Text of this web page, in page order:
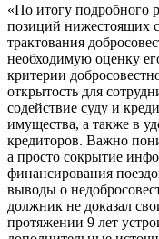
«По итогу подробного
позиций нижестоящих
трактования
необходимую оценку
критерии
открытость для
содействие суду и
имущества, а также в
кредиторов. Важно
а просто сокрытие
финансирования
выводы о
должник не доказал
протяжении 9 лет